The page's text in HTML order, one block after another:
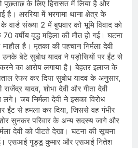
पूछताछ के लिए हिरासत में लिया है और
अररिया में भरगामा थाना क्षेत्र के
वार्ड संख्या 2 में बुधवार को भूमि विवाद को
वर्षीय वृद्ध महिला की मौत हो गई। घटना
है। मृतका की पहचान निर्मला देवी
बेटे सुबोध यादव ने पड़ोसियों पर ईंट से
करने का आरोप लगाया है। बेहतर इलाज के
रेफर कर दिया सुबोध यादव के अनुसार,
यादव, शोभा देवी और गीता देवी
जब निर्मला देवी ने इसका विरोध
ईंट से हमला कर दिया, जिससे वह गंभीर
सुनकर परिवार के अन्य सदस्य जागे और
देवी को पीटते देखा। घटना की सूचना
एसआई गुड्डू कुमार और एसआई नितेश